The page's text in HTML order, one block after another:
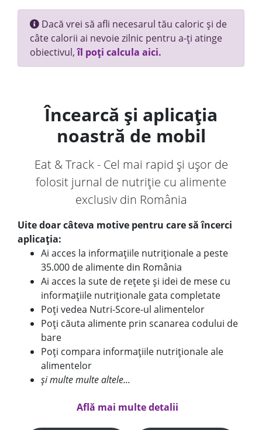
Dacă vrei să afli necesarul tău caloric și de
câte calorii ai nevoie zilnic pentru a-ți atinge
obiectivul,îl poți calcula aici.
Încearcă și aplicația
noastră de mobil
Eat & Track - Cel mai rapid și ușor de
folosit jurnal de nutriție cu alimente
exclusiv din România
Uite doar câteva motive pentru care să încerci
aplicația:
Ai acces la informațiile nutriționale a peste
35.000 de alimente din România
Ai acces la sute de rețete și idei de mese cu
informațiile nutriționale gata completate
Poți vedea Nutri-Score-ul alimentelor
Poți căuta alimente prin scanarea codului de
bare
Poți compara informațiile nutriționale ale
alimentelor
și multe multe altele...
Află mai multe detalii